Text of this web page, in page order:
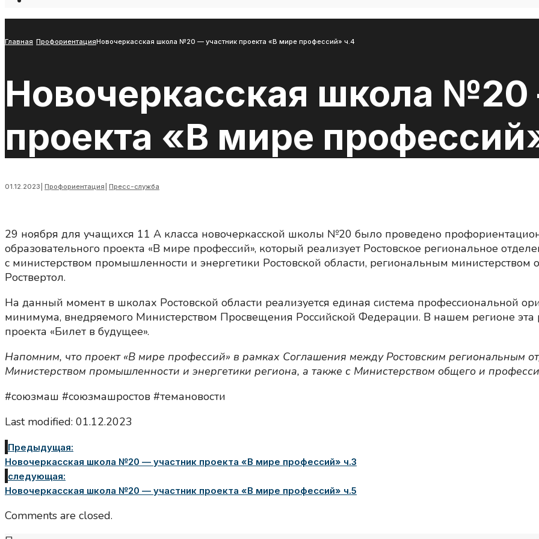
Главная ПрофориентацияНовочеркасская школа №20 — участник проекта «В мире профессий» ч.4
Новочеркасская школа
проекта «В мире
01.12.2023 Профориентация Пресс-служба
29 ноября для учащихся 11 А класса новочеркасской школы №20 было проведено
образовательного проекта «В мире профессий», который реализует Ростовское региональное
с министерством промышленности и энергетики Ростовской области, региональным
Роствертол.
На данный момент в школах Ростовской области реализуется единая система профессиональной
минимума, внедряемого Министерством Просвещения Российской Федерации. В нашем регионе эта
проекта «Билет в будущее».
Напомним, что проект «В мире профессий» в рамках Соглашения между Ростовским региональным
Министерством промышленности и энергетики региона, а также с Министерством общего и
#союзмаш #союзмашростов #темановости
Last modified: 01.12.2023
Предыдущая:
Новочеркасская школа №20 — участник проекта «В мире профессий» ч.3
следующая:
Новочеркасская школа №20 — участник проекта «В мире профессий» ч.5
Comments are closed.